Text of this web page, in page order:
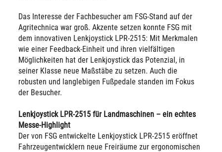
Das Interesse der Fachbesucher am FSG-Stand auf der
Agritechnica war groß. Akzente setzen konnte FSG mit
dem innovativen Lenkjoystick LPR-2515: Mit Merkmalen
wie einer Feedback-Einheit und ihren vielfältigen
Möglichkeiten hat der Lenkjoystick das Potenzial, in
seiner Klasse neue Maßstäbe zu setzen. Auch die
robusten und langlebigen Fußpedale standen im Fokus
der Besucher.
Lenkjoystick LPR-2515 für Landmaschinen – ein echtes
Messe-Highlight
Der von FSG entwickelte Lenkjoystick LPR-2515 eröffnet
Fahrzeugentwicklern neue Freiräume zur ergonomischen